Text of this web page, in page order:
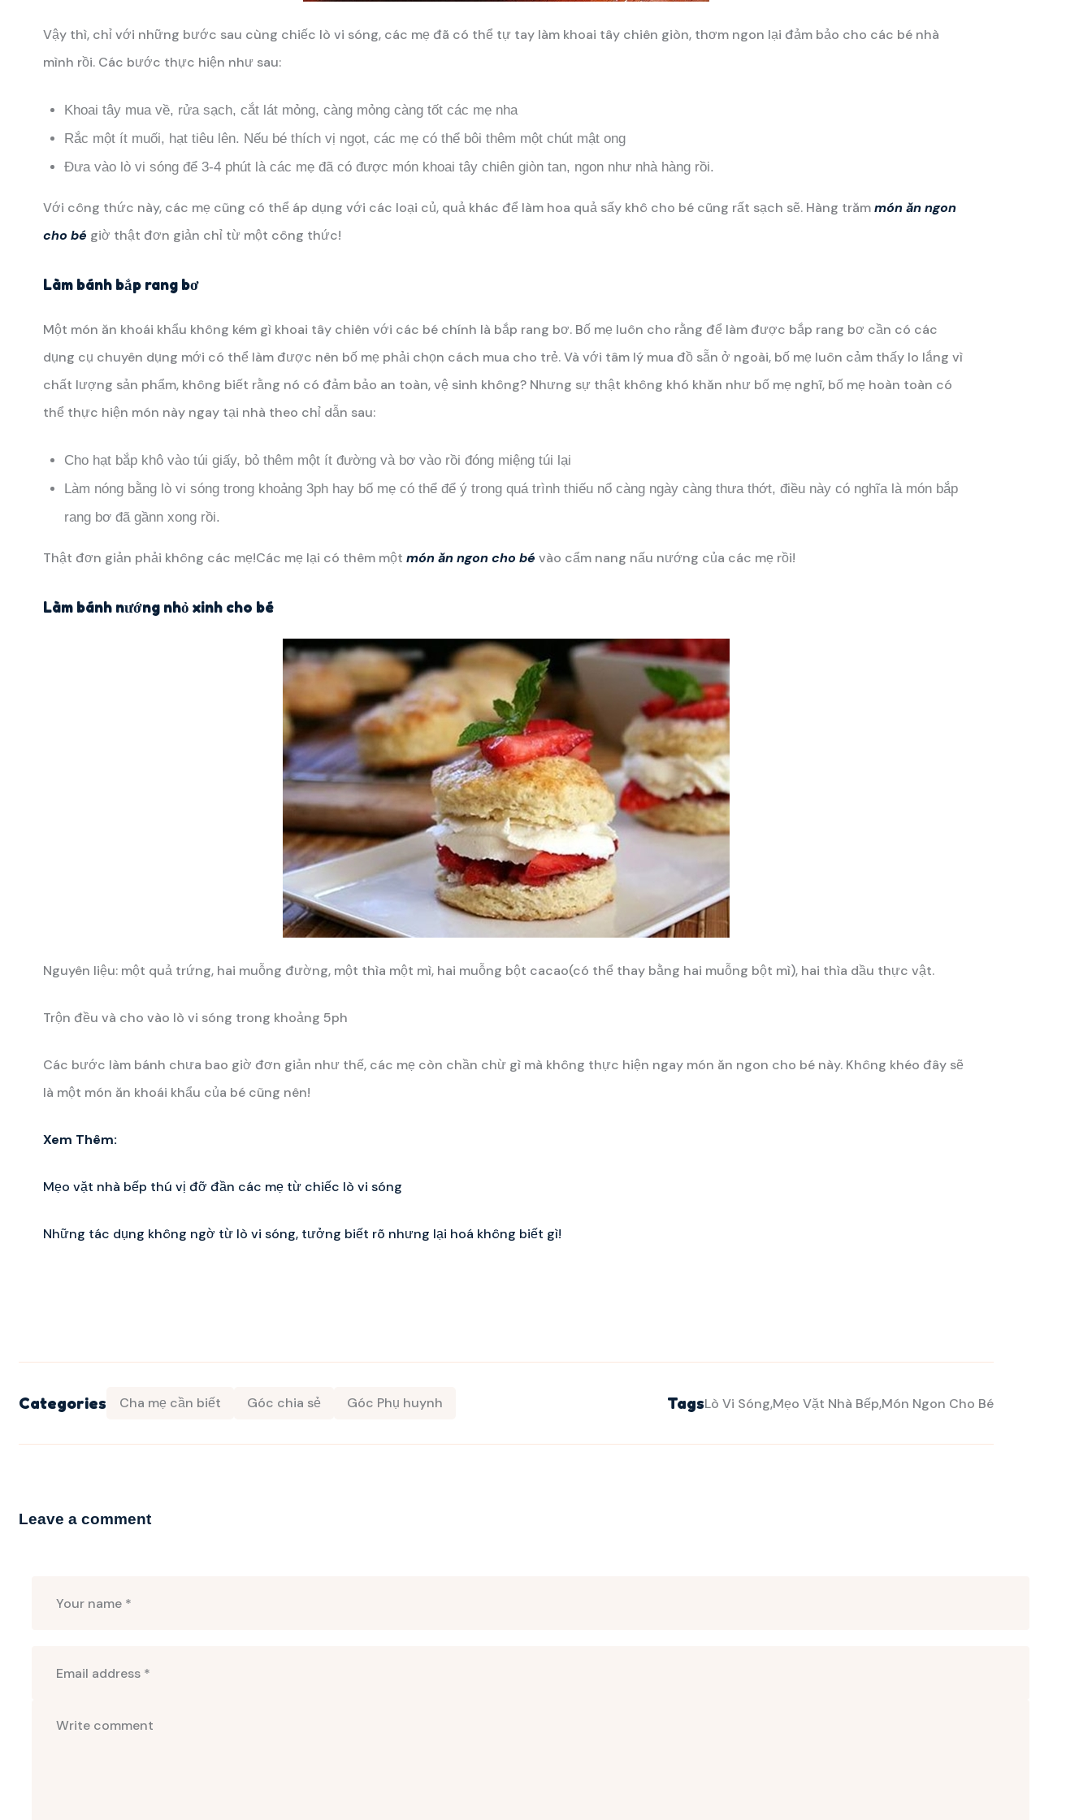
Vậy thì, chỉ với những bước sau cùng chiếc lò vi sóng, các mẹ đã có thể tự tay làm khoai tây chiên giòn, thơm ngon lại đảm bảo cho các bé nhà
mình rồi. Các bước thực hiện như sau:
Khoai tây mua về, rửa sạch, cắt lát mỏng, càng mỏng càng tốt các mẹ nha
Rắc một ít muối, hạt tiêu lên. Nếu bé thích vị ngọt, các mẹ có thể bôi thêm một chút mật ong
Đưa vào lò vi sóng để 3-4 phút là các mẹ đã có được món khoai tây chiên giòn tan, ngon như nhà hàng rồi.
Với công thức này, các mẹ cũng có thể áp dụng với các loại củ, quả khác để làm hoa quả sấy khô cho bé cũng rất sạch sẽ. Hàng trămmón ăn ngon
cho bé giờ thật đơn giản chỉ từ một công thức!
Làm bánh bắp rang bơ
Một món ăn khoái khẩu không kém gì khoai tây chiên với các bé chính là bắp rang bơ. Bố mẹ luôn cho rằng để làm được bắp rang bơ cần có các
dụng cụ chuyên dụng mới có thể làm được nên bố mẹ phải chọn cách mua cho trẻ. Và với tâm lý mua đồ sẵn ở ngoài, bố mẹ luôn cảm thấy lo lắng vì
chất lượng sản phẩm, không biết rằng nó có đảm bảo an toàn, vệ sinh không? Nhưng sự thật không khó khăn như bố mẹ nghĩ, bố mẹ hoàn toàn có
thể thực hiện món này ngay tại nhà theo chỉ dẫn sau:
Cho hạt bắp khô vào túi giấy, bỏ thêm một ít đường và bơ vào rồi đóng miệng túi lại
Làm nóng bằng lò vi sóng trong khoảng 3ph hay bố mẹ có thể để ý trong quá trình thiếu nổ càng ngày càng thưa thớt, điều này có nghĩa là món bắp
rang bơ đã gầnn xong rồi.
Thật đơn giản phải không các mẹ!Các mẹ lại có thêm một món ăn ngon cho bé vào cẩm nang nấu nướng của các mẹ rồi!
Làm bánh nướng nhỏ xinh cho bé
Nguyên liệu: một quả trứng, hai muỗng đường, một thìa một mì, hai muỗng bột cacao(có thể thay bằng hai muỗng bột mì), hai thìa dầu thực vật.
Trộn đều và cho vào lò vi sóng trong khoảng 5ph
Các bước làm bánh chưa bao giờ đơn giản như thế, các mẹ còn chần chừ gì mà không thực hiện ngay món ăn ngon cho bé này. Không khéo đây sẽ
là một món ăn khoái khẩu của bé cũng nên!
Xem Thêm:
Mẹo vặt nhà bếp thú vị đỡ đần các mẹ từ chiếc lò vi sóng
Những tác dụng không ngờ từ lò vi sóng, tưởng biết rõ nhưng lại hoá không biết gì!
Categories Cha mẹ cần biết Góc chia sẻ Góc Phụ huynh TagsLò Vi Sóng Mẹo Vặt Nhà Bếp Món Ngon Cho Bé
Leave a comment